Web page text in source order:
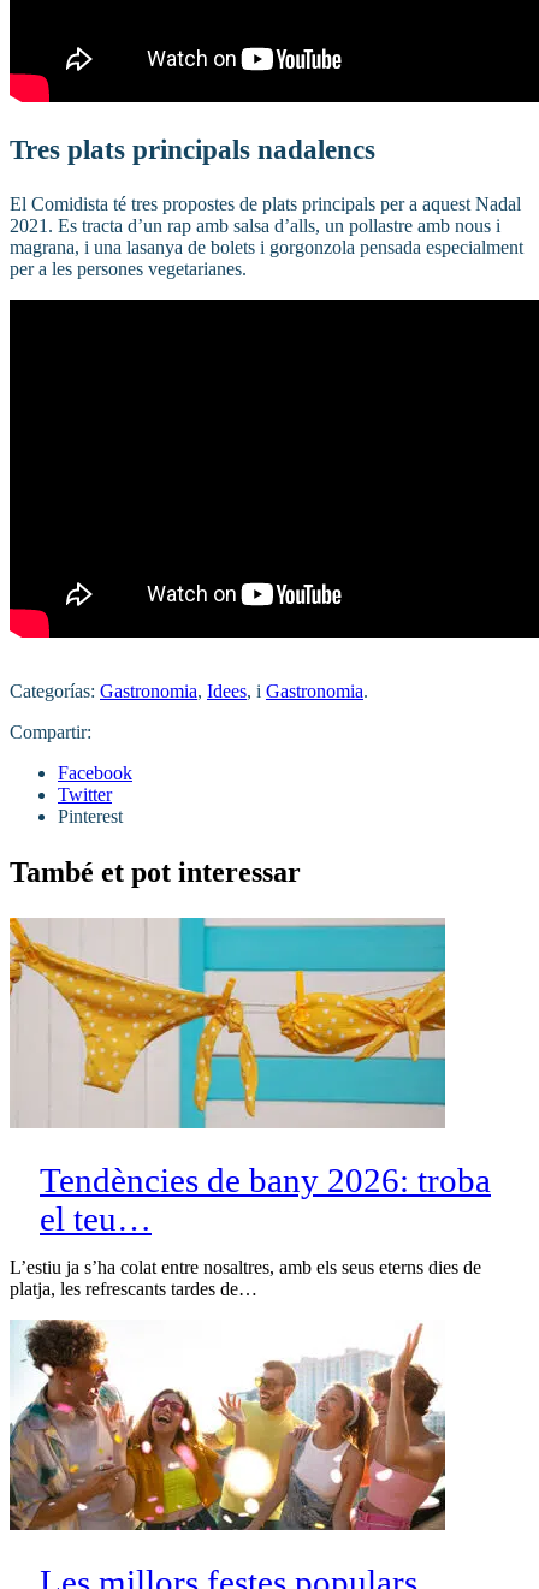
Tres plats principals nadalencs
El Comidista té tres propostes de plats principals per a aquest Nadal
2021. Es tracta d’un rap amb salsa d’alls, un pollastre amb nous i
magrana, i una lasanya de bolets i gorgonzola pensada especialment
per a les persones vegetarianes.
Categorías: Gastronomia, Idees, i Gastronomia.
Compartir:
Facebook
Twitter
Pinterest
També et pot interessar
Tendències de bany 2026: troba
el teu…
L’estiu ja s’ha colat entre nosaltres, amb els seus eterns dies de
platja, les refrescants tardes de…